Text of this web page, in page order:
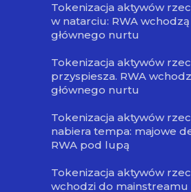
Tokenizacja aktywów
w natarciu: RWA
głównego nurtu
Tokenizacja aktywów
przyspiesza. RWA
głównego nurtu
Tokenizacja aktywów
nabiera tempa: majowe
RWA pod lupą
Tokenizacja aktywów
wchodzi do mainstreamu